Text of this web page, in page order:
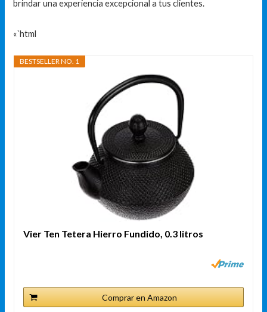
brindar una experiencia excepcional a tus clientes.
«`html
BESTSELLER NO. 1
Vier Ten Tetera Hierro Fundido, 0.3 litros
Comprar en Amazon